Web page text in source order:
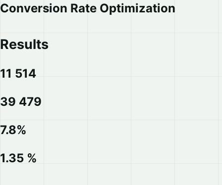
Conversion Rate Optimization
Results
11 514
39 479
7.8%
1.35 %